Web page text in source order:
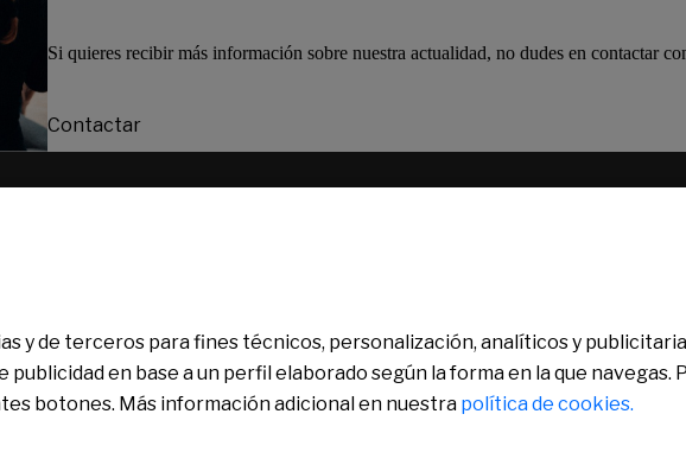
Si quieres recibir más información sobre nuestra actualidad, no dudes en contactar
Contactar
y de terceros para fines técnicos, personalización, analíticos y
en base a un perfil elaborado según la forma en la que
botones. Más información adicional en nuestra política de cookies.